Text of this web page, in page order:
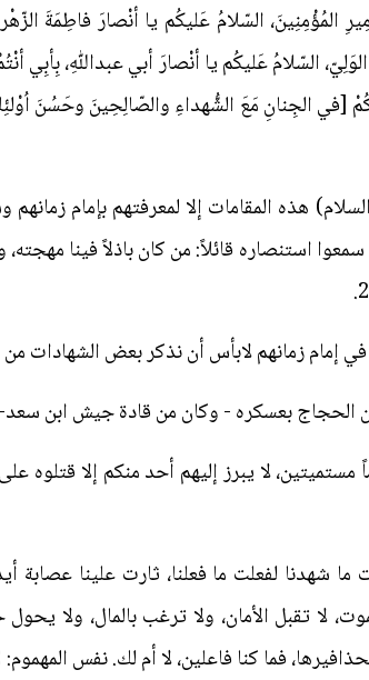
المُؤْمِنِينَ‌، السّلامُ عَليكُم يا أنْصارَ فاطِمَةَ
السّلامُ عَليكُم يا أنْصارَ أبي عبداللّٰهِ‌، بِأبِي
[في الجِنانِ مَعَ الشُّهداءِ والصّالِحِينَ وحَسُنَ
هذه المقامات إلا لمعرفتهم بإمام
استنصاره قائلاً: من كان باذلاً فينا
في إمام زمانهم لابأس أن نذكر بعض
الحجاج بعسكره - وكان من قادة جيش ابن
لا يبرز إليهم أحد منكم إلا قتلوه
لفعلت ما فعلنا، ثارت علينا عصابة
لا تقبل الأمان، ولا ترغب بالمال، ولا يحول
فما كنا فاعلين، لا أم لك. نفس المهموم: 302.